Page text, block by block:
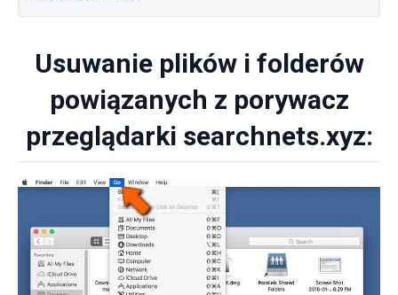
Usuwanie plików i folderów
powiązanych z porywacz
przeglądarki searchnets.xyz: